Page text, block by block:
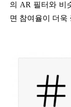
의 AR 필터와 비
면 참여율이 더욱